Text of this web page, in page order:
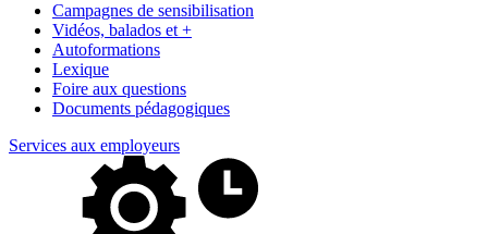
Campagnes de sensibilisation
Vidéos, balados et +
Autoformations
Lexique
Foire aux questions
Documents pédagogiques
Services aux employeurs